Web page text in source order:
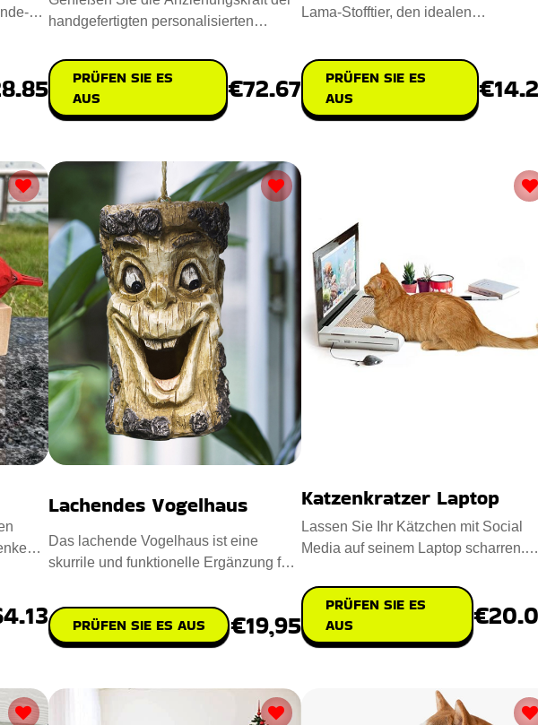
handgefertigten personalisierten
PRÜFEN SIE ES
AUS
€72.67
Lama-Stofftier, den idealen
PRÜFEN SIE ES
AUS
Lachendes Vogelhaus
Das lachende Vogelhaus ist eine
skurrile und funktionelle Ergänzung für
PRÜFEN SIE ES AUS €19,95
Katzenkratzer Laptop
Lassen Sie Ihr Kätzchen mit Social
Media auf seinem Laptop scharren.
PRÜFEN SIE ES
AUS